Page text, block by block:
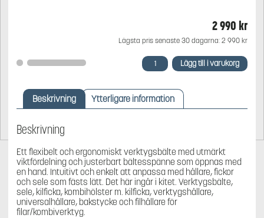
2 990 kr
Lägsta pris senaste 30 dagarna: 2 990 kr
Husqvarna
Verktygsbälte,
mängd
Lägg till i varukorg
Beskrivning Ytterligare information
Beskrivning
Ett flexibelt och ergonomiskt verktygsbälte med utmärkt
viktfördelning och justerbart bältesspänne som öppnas med
en hand. Intuitivt och enkelt att anpassa med hållare, fickor
och sele som fästs lätt. Det här ingår i kitet. Verktygsbälte,
sele, kilficka, kombihölster m. kilficka, verktygshållare,
universalhållare, bakstycke och filhållare för
filar/kombiverktyg.